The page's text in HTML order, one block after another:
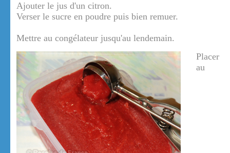
Ajouter le jus d'un citron.
Verser le sucre en poudre puis bien remuer.
Mettre au congélateur jusqu'au lendemain.
Placer
au